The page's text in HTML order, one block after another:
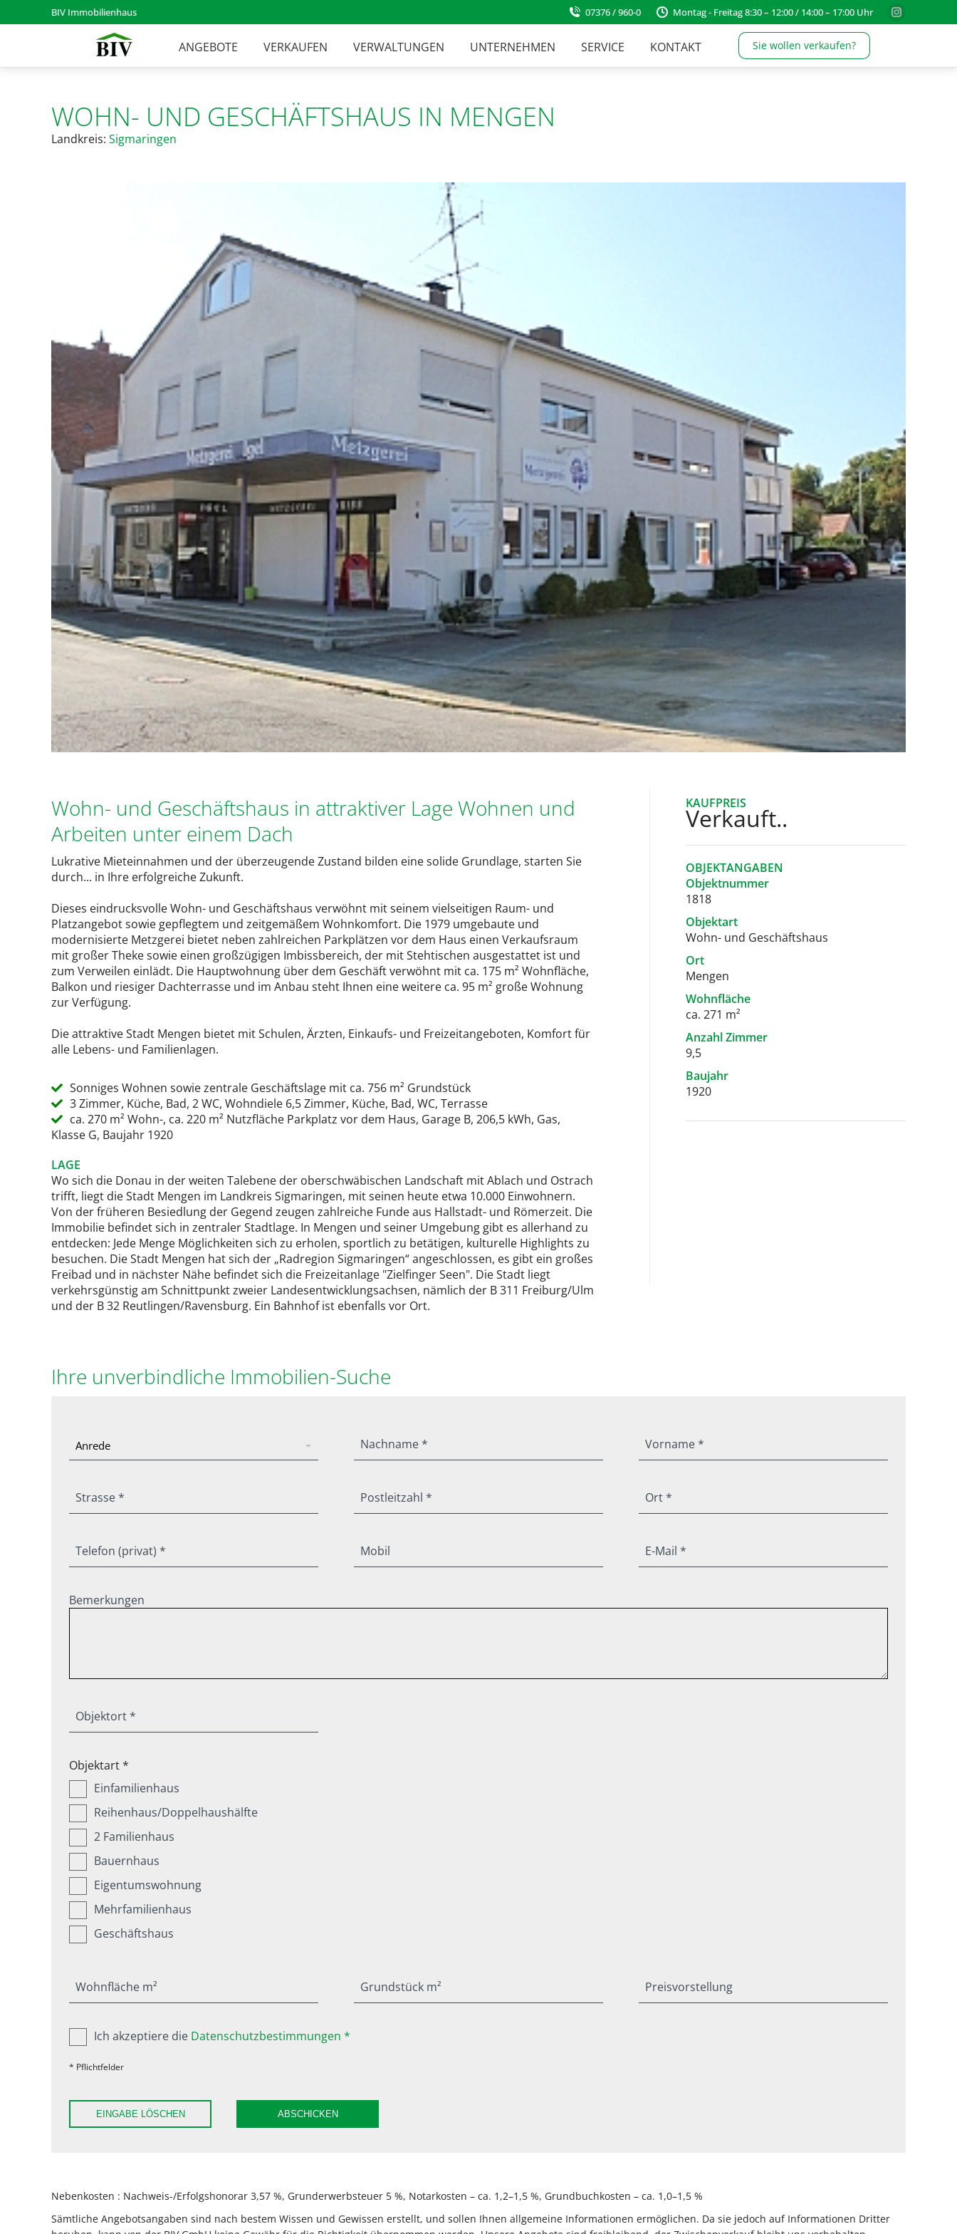
BIV Immobilienhaus 07376 / 960-0 Montag - Freitag 8:30 – 12:00 / 14:00 – 17:00 Uhr
Instagram
ANGEBOTE VERKAUFEN VERWALTUNGEN UNTERNEHMEN SERVICE KONTAKT Sie wollen verkaufen?
WOHN- UND GESCHÄFTSHAUS IN MENGEN
Landkreis: Sigmaringen
Wohn- und Geschäftshaus in attraktiver Lage Wohnen und
Arbeiten unter einem Dach
Lukrative Mieteinnahmen und der überzeugende Zustand bilden eine solide Grundlage, starten Sie
durch... in Ihre erfolgreiche Zukunft.
Dieses eindrucksvolle Wohn- und Geschäftshaus verwöhnt mit seinem vielseitigen Raum- und
Platzangebot sowie gepflegtem und zeitgemäßem Wohnkomfort. Die 1979 umgebaute und
modernisierte Metzgerei bietet neben zahlreichen Parkplätzen vor dem Haus einen Verkaufsraum
mit großer Theke sowie einen großzügigen Imbissbereich, der mit Stehtischen ausgestattet ist und
zum Verweilen einlädt. Die Hauptwohnung über dem Geschäft verwöhnt mit ca. 175 m² Wohnfläche,
Balkon und riesiger Dachterrasse und im Anbau steht Ihnen eine weitere ca. 95 m² große Wohnung
zur Verfügung.
Die attraktive Stadt Mengen bietet mit Schulen, Ärzten, Einkaufs- und Freizeitangeboten, Komfort für
alle Lebens- und Familienlagen.
Sonniges Wohnen sowie zentrale Geschäftslage mit ca. 756 m² Grundstück
3 Zimmer, Küche, Bad, 2 WC, Wohndiele 6,5 Zimmer, Küche, Bad, WC, Terrasse
ca. 270 m² Wohn-, ca. 220 m² Nutzfläche Parkplatz vor dem Haus, Garage B, 206,5 kWh, Gas,
Klasse G, Baujahr 1920
LAGE
Wo sich die Donau in der weiten Talebene der oberschwäbischen Landschaft mit Ablach und Ostrach
trifft, liegt die Stadt Mengen im Landkreis Sigmaringen, mit seinen heute etwa 10.000 Einwohnern.
Von der früheren Besiedlung der Gegend zeugen zahlreiche Funde aus Hallstadt- und Römerzeit. Die
Immobilie befindet sich in zentraler Stadtlage. In Mengen und seiner Umgebung gibt es allerhand zu
entdecken: Jede Menge Möglichkeiten sich zu erholen, sportlich zu betätigen, kulturelle Highlights zu
besuchen. Die Stadt Mengen hat sich der „Radregion Sigmaringen“ angeschlossen, es gibt ein großes
Freibad und in nächster Nähe befindet sich die Freizeitanlage "Zielfinger Seen". Die Stadt liegt
verkehrsgünstig am Schnittpunkt zweier Landesentwicklungsachsen, nämlich der B 311 Freiburg/Ulm
und der B 32 Reutlingen/Ravensburg. Ein Bahnhof ist ebenfalls vor Ort.
KAUFPREIS
Verkauft..
OBJEKTANGABEN
Objektnummer
1818
Objektart
Wohn- und Geschäftshaus
Ort
Mengen
Wohnfläche
ca. 271 m²
Anzahl Zimmer
9,5
Baujahr
1920
Ihre unverbindliche Immobilien-Suche
Nachname * Vorname *
Strasse * Postleitzahl * Ort *
Telefon (privat) * Mobil E-Mail *
Bemerkungen
Objektort *
Objektart *
Einfamilienhaus
Reihenhaus/Doppelhaushälfte
2 Familienhaus
Bauernhaus
Eigentumswohnung
Mehrfamilienhaus
Geschäftshaus
Wohnfläche m² Grundstück m² Preisvorstellung
Ich akzeptiere die Datenschutzbestimmungen *
* Pflichtfelder
EINGABE LÖSCHEN ABSCHICKEN
Nebenkosten : Nachweis-/Erfolgshonorar 3,57 %, Grunderwerbsteuer 5 %, Notarkosten – ca. 1,2–1,5 %, Grundbuchkosten – ca. 1,0–1,5 %
Sämtliche Angebotsangaben sind nach bestem Wissen und Gewissen erstellt, und sollen Ihnen allgemeine Informationen ermöglichen. Da sie jedoch auf Informationen Dritter